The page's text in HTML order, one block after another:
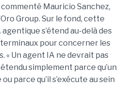
commenté Mauricio Sanchez,
Group. Sur le fond, cette
s’étend au-delà des
pour concerner les
« Un agent IA ne devrait pas
simplement parce qu’un
parce qu’il s’exécute au sein